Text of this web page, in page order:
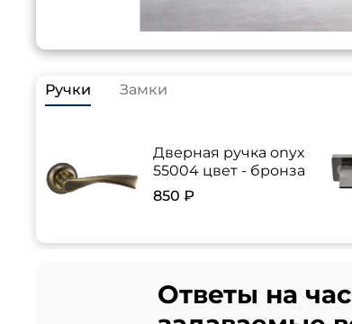
Ручки Замки
Дверная ручка onyx
55004 цвет - бронза
850 ₽
Ответы на